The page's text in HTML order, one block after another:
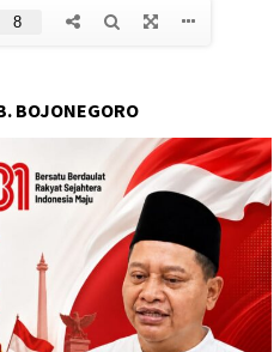
BOJONEGORO